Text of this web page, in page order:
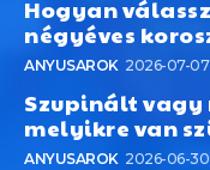
Hogyan
négyéves
ANYUSAROK 2026-07-07
Szupinált vagy
melyikre van
ANYUSAROK 2026-06-30